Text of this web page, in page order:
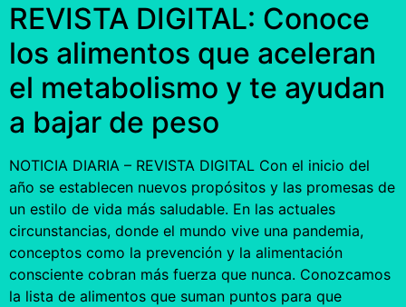
REVISTA DIGITAL: Conoce
los alimentos que aceleran
el metabolismo y te ayudan
a bajar de peso
NOTICIA DIARIA – REVISTA DIGITAL Con el inicio del
año se establecen nuevos propósitos y las promesas de
un estilo de vida más saludable. En las actuales
circunstancias, donde el mundo vive una pandemia,
conceptos como la prevención y la alimentación
consciente cobran más fuerza que nunca. Conozcamos
la lista de alimentos que suman puntos para que